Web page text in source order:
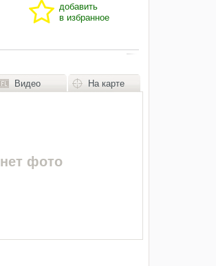
добавить
в избранное
Видео На карте
нет фото